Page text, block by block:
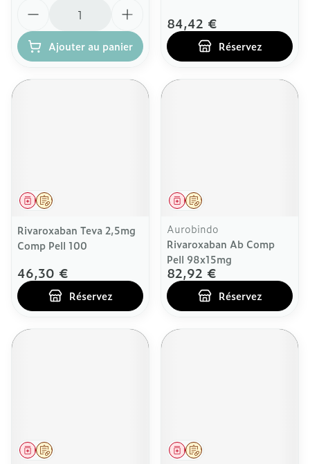
Ajouter au panier
84,42 €
Réservez
Sur prescription
Médicament
Rivaroxaban Teva 2,5mg
Comp Pell 100
46,30 €
Réservez
Sur prescription
Médicament
Aurobindo
Rivaroxaban Ab Comp
Pell 98x15mg
82,92 €
Réservez
Sur prescription
Médicament Sur prescription
Médicament